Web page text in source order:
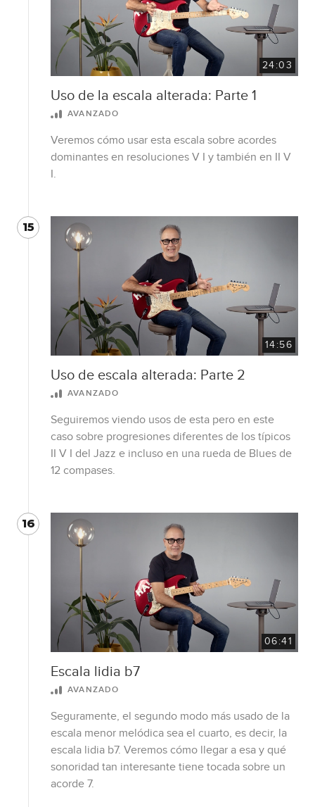
24:03
Uso de la escala alterada: Parte 1
AVANZADO
Veremos cómo usar esta escala sobre acordes
dominantes en resoluciones V I y también en II V
I.
15
14:56
Uso de escala alterada: Parte 2
AVANZADO
Seguiremos viendo usos de esta pero en este
caso sobre progresiones diferentes de los típicos
II V I del Jazz e incluso en una rueda de Blues de
12 compases.
16
06:41
Escala lidia b7
AVANZADO
Seguramente, el segundo modo más usado de la
escala menor melódica sea el cuarto, es decir, la
escala lidia b7. Veremos cómo llegar a esa y qué
sonoridad tan interesante tiene tocada sobre un
acorde 7.